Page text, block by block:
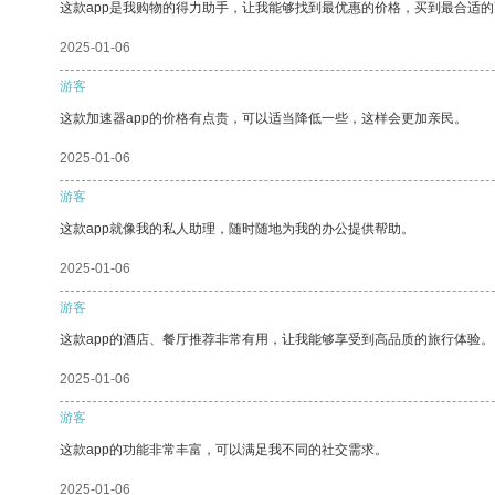
这款app是我购物的得力助手，让我能够找到最优惠的价格，买到最合适
2025-01-06
游客
这款加速器app的价格有点贵，可以适当降低一些，这样会更加亲民。
2025-01-06
游客
这款app就像我的私人助理，随时随地为我的办公提供帮助。
2025-01-06
游客
这款app的酒店、餐厅推荐非常有用，让我能够享受到高品质的旅行体验。
2025-01-06
游客
这款app的功能非常丰富，可以满足我不同的社交需求。
2025-01-06